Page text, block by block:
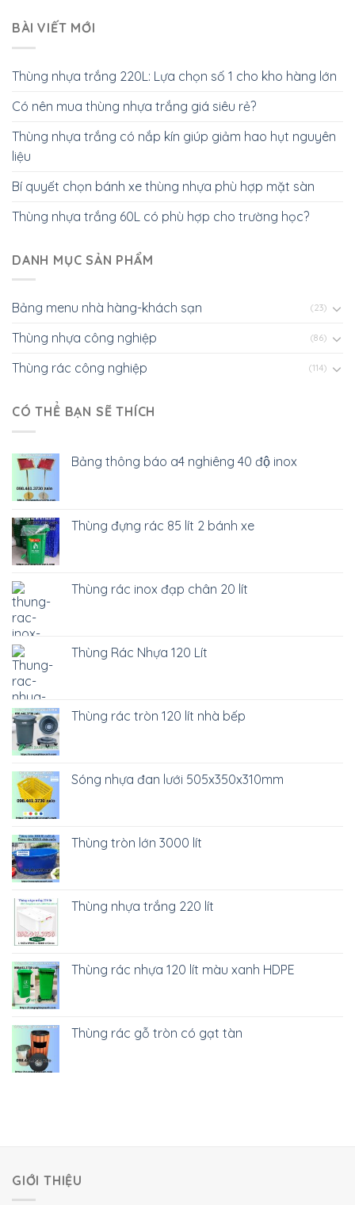
BÀI VIẾT MỚI
Thùng nhựa trắng 220L: Lựa chọn số 1 cho kho hàng lớn
Có nên mua thùng nhựa trắng giá siêu rẻ?
Thùng nhựa trắng có nắp kín giúp giảm hao hụt nguyên
liệu
Bí quyết chọn bánh xe thùng nhựa phù hợp mặt sàn
Thùng nhựa trắng 60L có phù hợp cho trường học?
DANH MỤC SẢN PHẨM
Bảng menu nhà hàng-khách sạn (23)
Thùng nhựa công nghiệp (86)
Thùng rác công nghiệp (114)
CÓ THỂ BẠN SẼ THÍCH
Bảng thông báo a4 nghiêng 40 độ inox
Thùng đựng rác 85 lít 2 bánh xe
Thùng rác inox đạp chân 20 lít
Thùng Rác Nhựa 120 Lít
Thùng rác tròn 120 lít nhà bếp
Sóng nhựa đan lưới 505x350x310mm
Thùng tròn lớn 3000 lít
Thùng nhựa trắng 220 lít
Thùng rác nhựa 120 lít màu xanh HDPE
Thùng rác gỗ tròn có gạt tàn
GIỚI THIỆU